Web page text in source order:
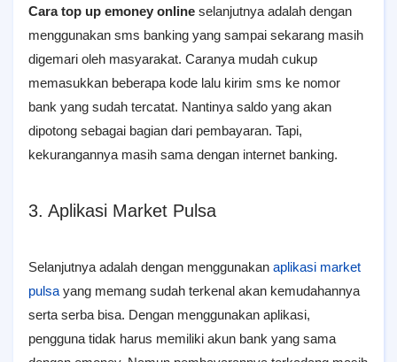
Cara top up emoney online selanjutnya adalah dengan
menggunakan sms banking yang sampai sekarang masih
digemari oleh masyarakat. Caranya mudah cukup
memasukkan beberapa kode lalu kirim sms ke nomor
bank yang sudah tercatat. Nantinya saldo yang akan
dipotong sebagai bagian dari pembayaran. Tapi,
kekurangannya masih sama dengan internet banking.
3. Aplikasi Market Pulsa
Selanjutnya adalah dengan menggunakan aplikasi market
pulsa yang memang sudah terkenal akan kemudahannya
serta serba bisa. Dengan menggunakan aplikasi,
pengguna tidak harus memiliki akun bank yang sama